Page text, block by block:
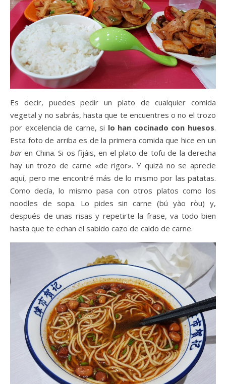
Es decir, puedes pedir un plato de cualquier comida
vegetal y no sabrás, hasta que te encuentres o no el trozo
por excelencia de carne, si lo han cocinado con huesos.
Esta foto de arriba es de la primera comida que hice en un
baren China. Si os fijáis, en el plato de tofu de la derecha
hay un trozo de carne «de rigor». Y quizá no se aprecie
aquí, pero me encontré más de lo mismo por las patatas.
Como decía, lo mismo pasa con otros platos como los
noodles de sopa. Lo pides sin carne (bú yào ròu) y,
después de unas risas y repetirte la frase, va todo bien
hasta que te echan el sabido cazo de caldo de carne.